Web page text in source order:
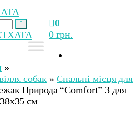
та котів | Корм, іграшки,
за тваринами. Доставка по
0
0 грн.
та котів | Корм, іграшки,
за тваринами. Доставка по
»
собак » Спальні місця для
Природа “Comfort” 3 для
см